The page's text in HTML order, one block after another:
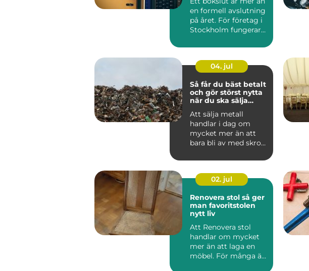
en formell avslutning
på året. För företag i
Stockholm fungerar
04. jul
Så får du bäst betalt
och gör störst nytta
när du ska sälja
Att sälja metall
handlar i dag om
mycket mer än att
bara bli av med skrot.
metalls...
02. jul
Renovera stol så ger
man favoritstolen
nytt liv
Att Renovera stol
handlar om mycket
mer än att laga en
möbel. För många är